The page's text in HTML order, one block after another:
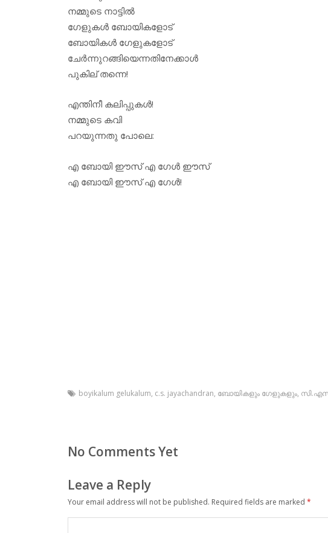
നമ്മുടെ നാട്ടില്‍
ഗേളുകള്‍ ബോയികളോട്
ബോയികള്‍ ഗേളുകളോട്
ചേര്‍ന്നുറങ്ങിയെന്നതിനേക്കാള്‍
പുകില് തന്നെ!
എന്തിനീ കലിപ്പുകള്‍!
നമ്മുടെ കവി
പറയുന്നതു പോലെ:
എ ബോയി ഈസ് എ ഗേള്‍ ഈസ്
എ ബോയി ഈസ് എ ഗേള്‍!
boyikalum gelukalum, c.s. jayachandran, ബോയികളും ഗേളുകളും,
No Comments Yet
Leave a Reply
Your email address will not be published. Required fields are marked *